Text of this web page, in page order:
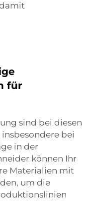
damit
für
sind bei diesen
bei
in der
können Ihr
Materialien mit
um die